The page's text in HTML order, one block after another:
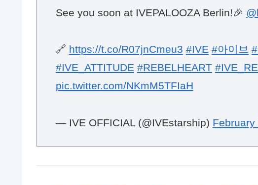
See you soon at IVEPALOOZA Berlin!🎉
🔗 https://t.co/R07jnCmeu3 #IVE #아이브
#IVE_ATTITUDE #REBELHEART
pic.twitter.com/NKmM5TFIaH
— IVE OFFICIAL (@IVEstarship) February